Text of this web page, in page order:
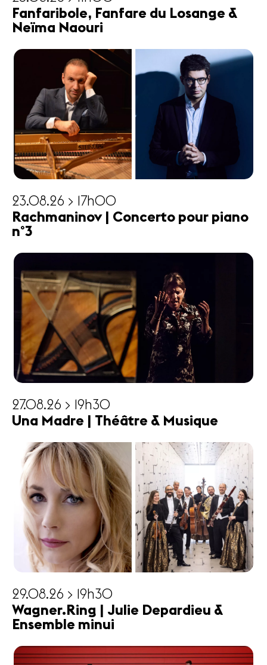
Fanfaribole, Fanfare du Losange &
Neïma Naouri
23.08.26 > 17h00
Rachmaninov | Concerto pour piano
n°3
27.08.26 > 19h30
Una Madre | Théâtre & Musique
29.08.26 > 19h30
Wagner.Ring | Julie Depardieu &
Ensemble minui